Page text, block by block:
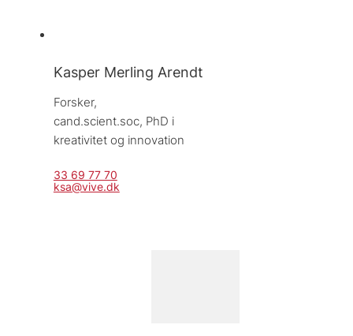
Kasper Merling Arendt
Forsker,
cand.scient.soc, PhD i
kreativitet og innovation
33 69 77 70
ksa@vive.dk